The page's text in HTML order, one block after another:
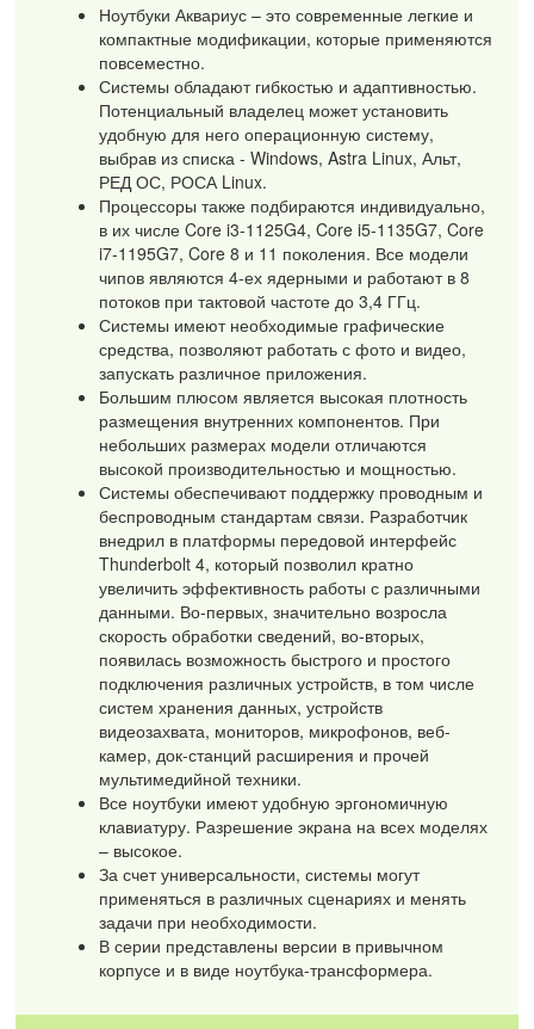
Ноутбуки Аквариус – это современные легкие и
компактные модификации, которые применяются
повсеместно.
Системы обладают гибкостью и адаптивностью.
Потенциальный владелец может установить
удобную для него операционную систему,
выбрав из списка - Windows, Astra Linux, Альт,
РЕД ОС, РОСА Linux.
Процессоры также подбираются индивидуально,
в их числе Core i3-1125G4, Core i5-1135G7, Core
i7-1195G7, Core 8 и 11 поколения. Все модели
чипов являются 4-ех ядерными и работают в 8
потоков при тактовой частоте до 3,4 ГГц.
Системы имеют необходимые графические
средства, позволяют работать с фото и видео,
запускать различное приложения.
Большим плюсом является высокая плотность
размещения внутренних компонентов. При
небольших размерах модели отличаются
высокой производительностью и мощностью.
Системы обеспечивают поддержку проводным и
беспроводным стандартам связи. Разработчик
внедрил в платформы передовой интерфейс
Thunderbolt 4, который позволил кратно
увеличить эффективность работы с различными
данными. Во-первых, значительно возросла
скорость обработки сведений, во-вторых,
появилась возможность быстрого и простого
подключения различных устройств, в том числе
систем хранения данных, устройств
видеозахвата, мониторов, микрофонов, веб-
камер, док-станций расширения и прочей
мультимедийной техники.
Все ноутбуки имеют удобную эргономичную
клавиатуру. Разрешение экрана на всех моделях
– высокое.
За счет универсальности, системы могут
применяться в различных сценариях и менять
задачи при необходимости.
В серии представлены версии в привычном
корпусе и в виде ноутбука-трансформера.